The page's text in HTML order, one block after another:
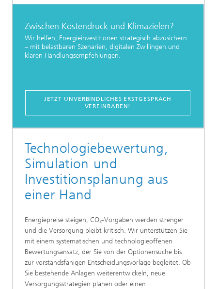
Zwischen Kostendruck und Klimazielen?
Wir helfen, Energieinvestitionen strategisch abzusichern
– mit belastbaren Szenarien, digitalen Zwillingen und
klaren Handlungsempfehlungen.
JETZT UNVERBINDLICHES ERSTGESPRÄCH
VEREINBAREN!
Technologiebewertung,
Simulation und
Investitionsplanung aus
einer Hand
Energiepreise steigen, CO₂-Vorgaben werden strenger
und die Versorgung bleibt kritisch. Wir unterstützen Sie
mit einem systematischen und technologieoffenen
Bewertungsansatz, der Sie von der Optionensuche bis
zur vorstandsfähigen Entscheidungsvorlage begleitet. Ob
Sie bestehende Anlagen weiterentwickeln, neue
Versorgungsstrategien planen oder einen